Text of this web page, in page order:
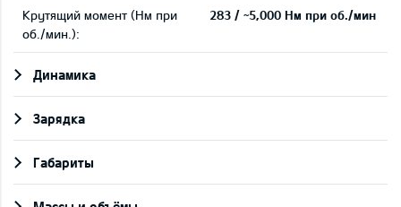
Крутящий момент (Нм при
об./мин.):
283 / ~5,000 Нм при об./мин
Динамика
Зарядка
Габариты